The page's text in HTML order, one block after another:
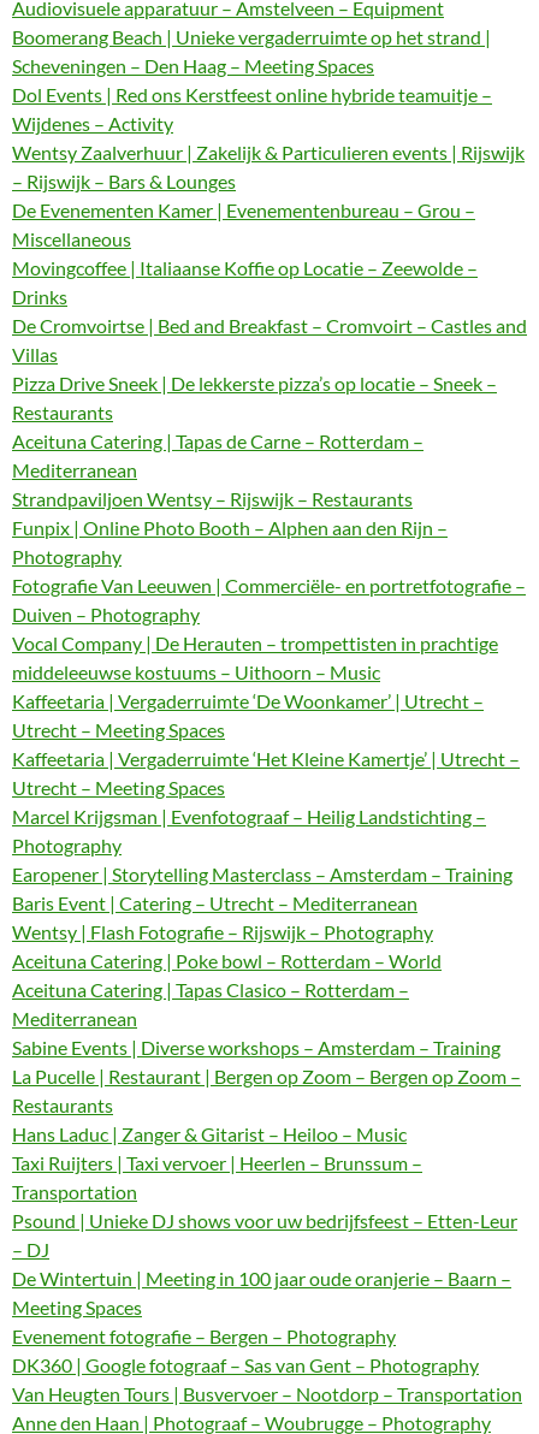
Audiovisuele apparatuur – Amstelveen – Equipment
Boomerang Beach | Unieke vergaderruimte op het strand |
Scheveningen – Den Haag – Meeting Spaces
Dol Events | Red ons Kerstfeest online hybride teamuitje –
Wijdenes – Activity
Wentsy Zaalverhuur | Zakelijk & Particulieren events | Rijswijk
– Rijswijk – Bars & Lounges
De Evenementen Kamer | Evenementenbureau – Grou –
Miscellaneous
Movingcoffee | Italiaanse Koffie op Locatie – Zeewolde –
Drinks
De Cromvoirtse | Bed and Breakfast – Cromvoirt – Castles and
Villas
Pizza Drive Sneek | De lekkerste pizza’s op locatie – Sneek –
Restaurants
Aceituna Catering | Tapas de Carne – Rotterdam –
Mediterranean
Strandpaviljoen Wentsy – Rijswijk – Restaurants
Funpix | Online Photo Booth – Alphen aan den Rijn –
Photography
Fotografie Van Leeuwen | Commerciële- en portretfotografie –
Duiven – Photography
Vocal Company | De Herauten – trompettisten in prachtige
middeleeuwse kostuums – Uithoorn – Music
Kaffeetaria | Vergaderruimte ‘De Woonkamer’ | Utrecht –
Utrecht – Meeting Spaces
Kaffeetaria | Vergaderruimte ‘Het Kleine Kamertje’ | Utrecht –
Utrecht – Meeting Spaces
Marcel Krijgsman | Evenfotograaf – Heilig Landstichting –
Photography
Earopener | Storytelling Masterclass – Amsterdam – Training
Baris Event | Catering – Utrecht – Mediterranean
Wentsy | Flash Fotografie – Rijswijk – Photography
Aceituna Catering | Poke bowl – Rotterdam – World
Aceituna Catering | Tapas Clasico – Rotterdam –
Mediterranean
Sabine Events | Diverse workshops – Amsterdam – Training
La Pucelle | Restaurant | Bergen op Zoom – Bergen op Zoom –
Restaurants
Hans Laduc | Zanger & Gitarist – Heiloo – Music
Taxi Ruijters | Taxi vervoer | Heerlen – Brunssum –
Transportation
Psound | Unieke DJ shows voor uw bedrijfsfeest – Etten-Leur
– DJ
De Wintertuin | Meeting in 100 jaar oude oranjerie – Baarn –
Meeting Spaces
Evenement fotografie – Bergen – Photography
DK360 | Google fotograaf – Sas van Gent – Photography
Van Heugten Tours | Busvervoer – Nootdorp – Transportation
Anne den Haan | Photograaf – Woubrugge – Photography